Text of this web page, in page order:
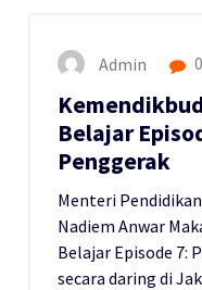
Admin
Belajar
Penggerak
Menteri
Nadiem Anwar
Belajar Episode 7:
secara daring di